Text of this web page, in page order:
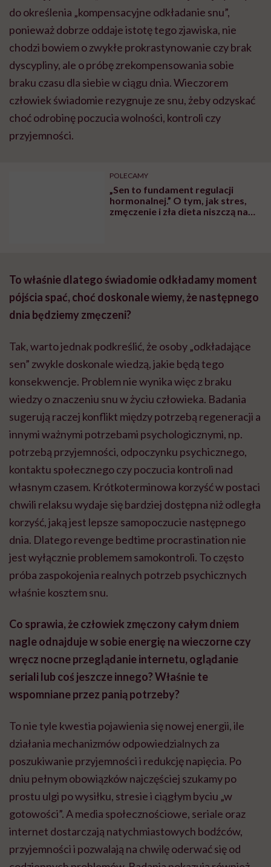
„Sen to fundament regulacji
hormonalnej.” O tym, jak stres,
zmęczenie i zła dieta niszczą nam
organizm, opowiada dr n. med.
Katarzyna Romanek-Piva
To właśnie dlatego świadomie odkładamy moment
pójścia spać, choć doskonale wiemy, że następnego
dnia będziemy zmęczeni?
sen” zwykle doskonale wiedzą, jakie będą tego
konsekwencje. Problem nie wynika więc z braku
wiedzy o znaczeniu snu w życiu człowieka. Badania
kontaktu społecznego czy poczucia kontroli nad
własnym czasem. Krótkoterminowa korzyść w postaci
chwili relaksu wydaje się bardziej dostępna niż odległa
korzyść, jaką jest lepsze samopoczucie następnego
dnia. Dlatego revenge bedtime procrastination nie
jest wyłącznie problemem samokontroli. To często
próba zaspokojenia realnych potrzeb psychicznych
właśnie kosztem snu.
Co sprawia, że człowiek zmęczony całym dniem
nagle odnajduje w sobie energię na wieczorne czy
wręcz nocne przeglądanie internetu, oglądanie
seriali lub coś jeszcze innego? Właśnie te
wspomniane przez panią potrzeby?
To nie tyle kwestia pojawienia się nowej energii, ile
działania mechanizmów odpowiedzialnych za
poszukiwanie przyjemności i redukcję napięcia. Po
dniu pełnym obowiązków najczęściej szukamy po
gotowości”. A media społecznościowe, seriale oraz
internet dostarczają natychmiastowych bodźców,
przyjemności i pozwalają na chwilę oderwać się od
codziennych problemów. Badania pokazują również,
że wiele osób wykorzystuje ten czas do regulowania
emocji po trudnym dniu. Wieczorne scrollowanie
telefonu albo oglądanie telewizji staje się wtedy
formą nagrody i sposobem na odreagowanie napięcia.
Paradoks polega na tym, że człowiek jest zbyt
zmęczony, aby robić wówczas rzeczy regenerujące, a
jednocześnie jest wystarczająco pobudzony, aby
jeszcze przez godzinę czy dwie np. korzystać z
telefonu.